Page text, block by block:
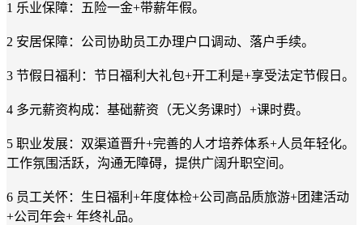
1 乐业保障：五险一金+带薪年假。
2 安居保障：公司协助员工办理户口调动、落户手续。
3 节假日福利：节日福利大礼包+开工利是+享受法定节假日。
4 多元薪资构成：基础薪资（无义务课时）+课时费。
5 职业发展：双渠道晋升+完善的人才培养体系+人员年轻化。
工作氛围活跃，沟通无障碍，提供广阔升职空间。
6 员工关怀：生日福利+年度体检+公司高品质旅游+团建活动
+公司年会+ 年终礼品。